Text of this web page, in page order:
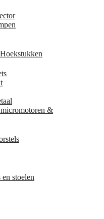
&
stoelen